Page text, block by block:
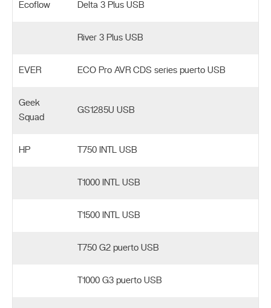
Ecoflow Delta 3 Plus USB
River 3 Plus USB
EVER ECO Pro AVR CDS series puerto USB
Geek
Squad
GS1285U USB
HP T750 INTL USB
T1000 INTL USB
T1500 INTL USB
T750 G2 puerto USB
T1000 G3 puerto USB